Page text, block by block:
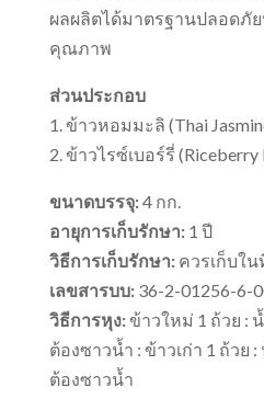
ผลผลิตได้มาตรฐานปลอดภั
คุณภาพ
ส่วนประกอบ
1. ข้าวหอมมะลิ (Thai
2. ข้าวไรซ์เบอร์รี่ (Riceberry
ขนาดบรรจุ:4 กก.
อายุการเก็บรักษา:1 ปี
วิธีการเก็บรักษา:ควรเก็บใน
เลขสารบบ:36-2-01256-6-
วิธีการหุง:ข้าวใหม่ 1 ถ้วย :
ต้องซาวน้ำ : ข้าวเก่า 1 ถ้วย :
ต้องซาวน้ำ